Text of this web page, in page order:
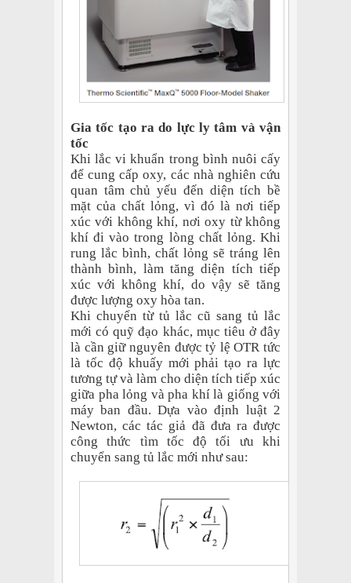
Gia tốc tạo ra do lực ly tâm và vận
tốc
Khi lắc vi khuẩn trong bình nuôi cấy
để cung cấp oxy, các nhà nghiên cứu
quan tâm chủ yếu đến diện tích bề
mặt của chất lỏng, vì đó là nơi tiếp
xúc với không khí, nơi oxy từ không
khí đi vào trong lòng chất lỏng. Khi
rung lắc bình, chất lỏng sẽ tráng lên
thành bình, làm tăng diện tích tiếp
xúc với không khí, do vậy sẽ tăng
được lượng oxy hòa tan.
Khi chuyển từ tủ lắc cũ sang tủ lắc
mới có quỹ đạo khác, mục tiêu ở đây
là cần giữ nguyên được tỷ lệ OTR tức
là tốc độ khuấy mới phải tạo ra lực
tương tự và làm cho diện tích tiếp xúc
giữa pha lỏng và pha khí là giống với
máy ban đầu. Dựa vào định luật 2
Newton, các tác giả đã đưa ra được
công thức tìm tốc độ tối ưu khi
chuyển sang tủ lắc mới như sau: